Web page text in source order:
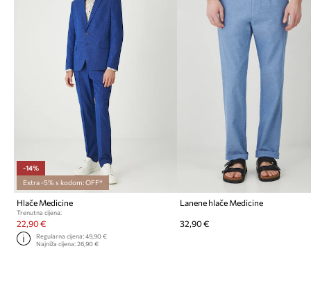
-14%
Extra -5% s kodom: OFF*
Hlače Medicine
Trenutna cijena:
22,90 €
Regularna cijena:49,90 €
Najniža cijena:26,90 €
Lanene hlače Medicine
32,90 €